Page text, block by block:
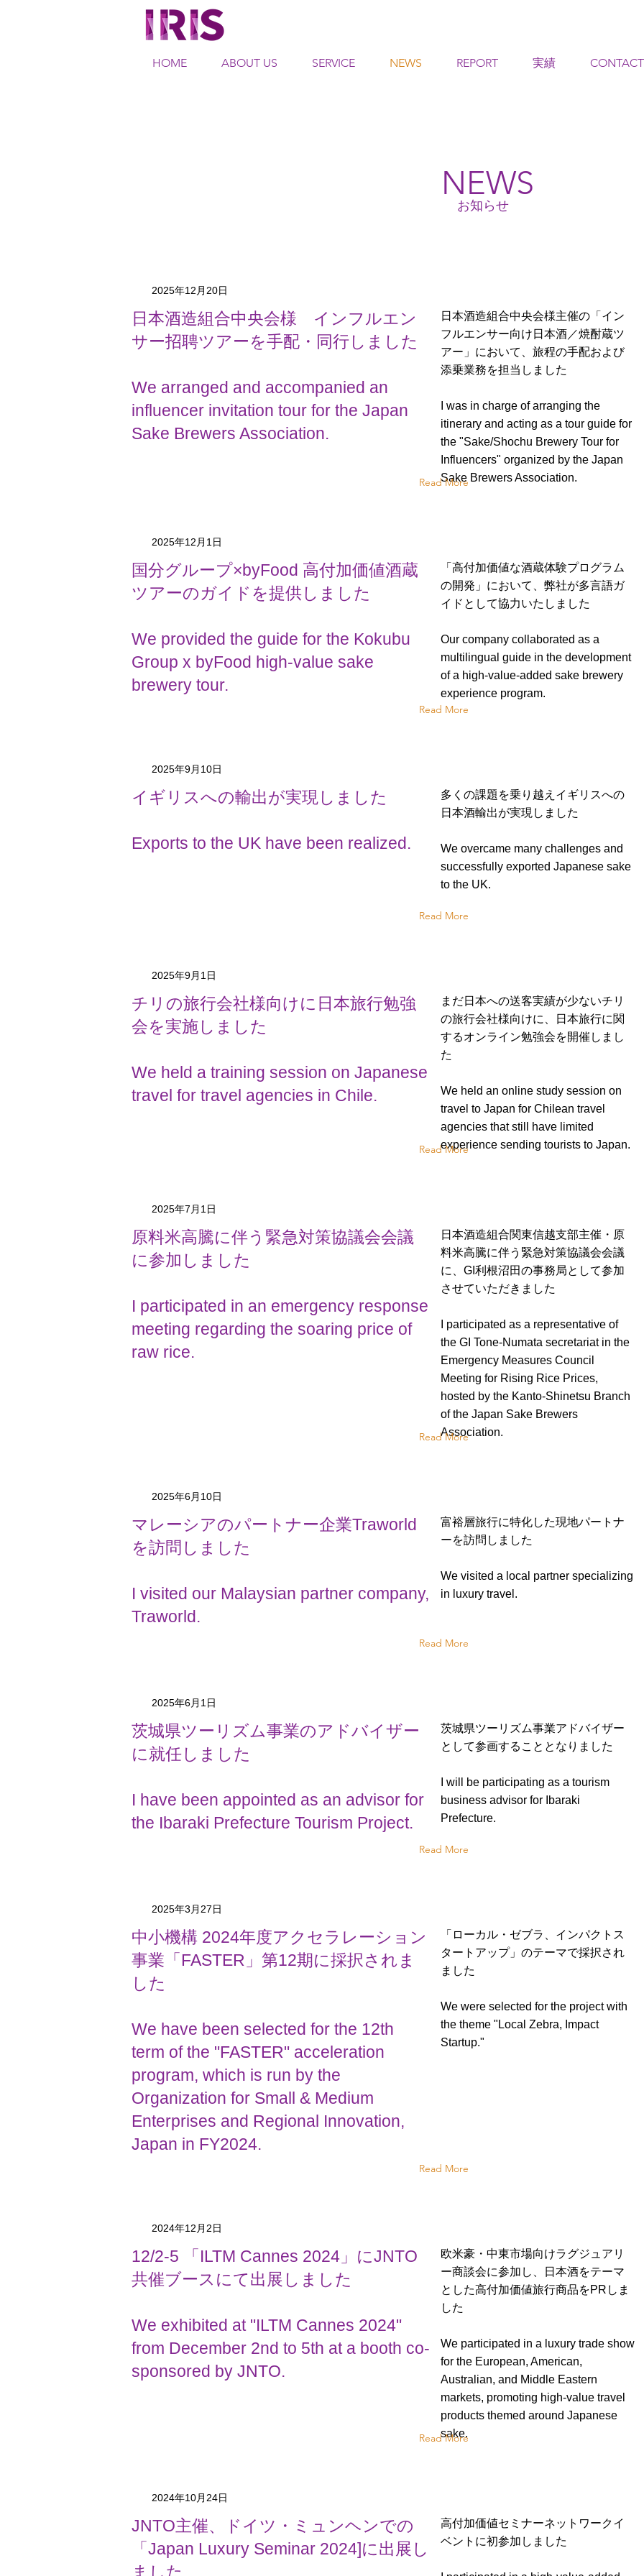
HOME ABOUT US SERVICE NEWS REPORT 実績 CONTACT
お知らせ
NEWS
2025年12月20日
日本酒造組合中央会様 インフルエン
サー招聘ツアーを手配・同行しました
We arranged and accompanied an
influencer invitation tour for the Japan
Sake Brewers Association.
日本酒造組合中央会様主催の「イン
フルエンサー向け日本酒／焼酎蔵ツ
アー」において、旅程の手配および
添乗業務を担当しました
I was in charge of arranging the
itinerary and acting as a tour guide for
the "Sake/Shochu Brewery Tour for
Influencers" organized by the Japan
Sake Brewers Association.
Read More
2025年12月1日
国分グループ×byFood 高付加価値酒蔵
ツアーのガイドを提供しました
We provided the guide for the Kokubu
Group x byFood high-value sake
brewery tour.
「高付加価値な酒蔵体験プログラム
の開発」において、弊社が多言語ガ
イドとして協力いたしました
Our company collaborated as a
multilingual guide in the development
of a high-value-added sake brewery
experience program.
Read More
2025年9月10日
イギリスへの輸出が実現しました
Exports to the UK have been realized.
多くの課題を乗り越えイギリスへの
日本酒輸出が実現しました
We overcame many challenges and
successfully exported Japanese sake
to the UK.
Read More
2025年9月1日
チリの旅行会社様向けに日本旅行勉強
会を実施しました
We held a training session on Japanese
travel for travel agencies in Chile.
まだ日本への送客実績が少ないチリ
の旅行会社様向けに、日本旅行に関
するオンライン勉強会を開催しまし
た
We held an online study session on
travel to Japan for Chilean travel
agencies that still have limited
experience sending tourists to Japan.
Read More
2025年7月1日
原料米高騰に伴う緊急対策協議会会議
に参加しました
I participated in an emergency response
meeting regarding the soaring price of
raw rice.
日本酒造組合関東信越支部主催・原
料米高騰に伴う緊急対策協議会会議
に、GI利根沼田の事務局として参加
させていただきました
I participated as a representative of
the GI Tone-Numata secretariat in the
Emergency Measures Council
Meeting for Rising Rice Prices,
hosted by the Kanto-Shinetsu Branch
of the Japan Sake Brewers
Association.
Read More
2025年6月10日
マレーシアのパートナー企業Traworld
を訪問しました
I visited our Malaysian partner company,
Traworld.
富裕層旅行に特化した現地パートナ
ーを訪問しました
We visited a local partner specializing
in luxury travel.
Read More
2025年6月1日
茨城県ツーリズム事業のアドバイザー
に就任しました
I have been appointed as an advisor for
the Ibaraki Prefecture Tourism Project.
茨城県ツーリズム事業アドバイザー
として参画することとなりました
I will be participating as a tourism
business advisor for Ibaraki
Prefecture.
Read More
2025年3月27日
中小機構 2024年度アクセラレーション
事業「FASTER」第12期に採択されま
した
We have been selected for the 12th
term of the "FASTER" acceleration
program, which is run by the
Organization for Small & Medium
Enterprises and Regional Innovation,
Japan in FY2024.
「ローカル・ゼブラ、インパクトス
タートアップ」のテーマで採択され
ました
We were selected for the project with
the theme "Local Zebra, Impact
Startup."
Read More
2024年12月2日
12/2-5 「ILTM Cannes 2024」にJNTO
共催ブースにて出展しました
We exhibited at "ILTM Cannes 2024"
from December 2nd to 5th at a booth co-
sponsored by JNTO.
欧米豪・中東市場向けラグジュアリ
ー商談会に参加し、日本酒をテーマ
とした高付加価値旅行商品をPRしま
した
We participated in a luxury trade show
for the European, American,
Australian, and Middle Eastern
markets, promoting high-value travel
products themed around Japanese
sake.
Read More
2024年10月24日
JNTO主催、ドイツ・ミュンヘンでの
「Japan Luxury Seminar 2024]に出展し
ました
高付加価値セミナーネットワークイ
ベントに初参加しました